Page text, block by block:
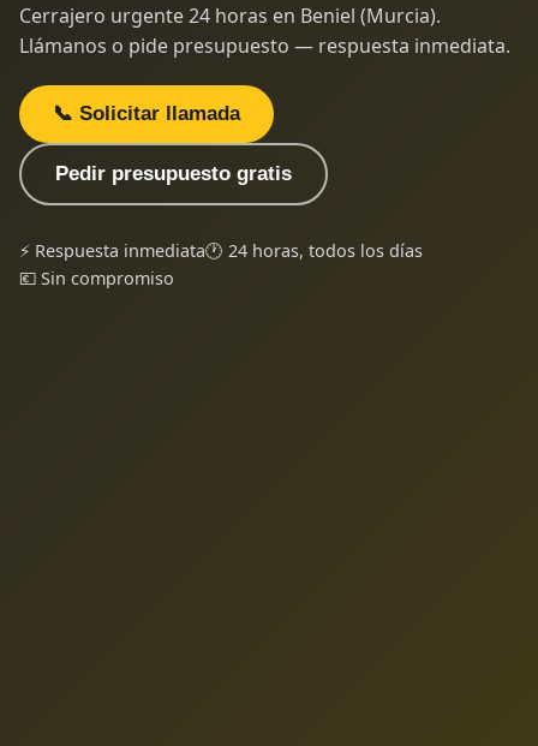
Cerrajero urgente 24 horas en Beniel (Murcia).
Llámanos o pide presupuesto — respuesta inmediata.
📞 Solicitar llamada
Pedir presupuesto gratis
⚡ Respuesta inmediata🕐 24 horas, todos los días
💶 Sin compromiso